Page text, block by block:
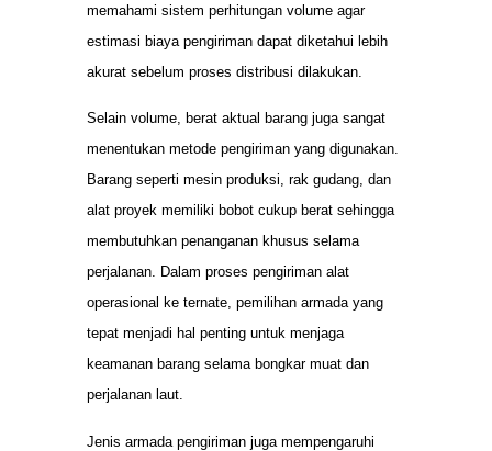
memahami sistem perhitungan volume agar
estimasi biaya pengiriman dapat diketahui lebih
akurat sebelum proses distribusi dilakukan.
Selain volume, berat aktual barang juga sangat
menentukan metode pengiriman yang digunakan.
Barang seperti mesin produksi, rak gudang, dan
alat proyek memiliki bobot cukup berat sehingga
membutuhkan penanganan khusus selama
perjalanan. Dalam proses pengiriman alat
operasional ke ternate, pemilihan armada yang
tepat menjadi hal penting untuk menjaga
keamanan barang selama bongkar muat dan
perjalanan laut.
Jenis armada pengiriman juga mempengaruhi